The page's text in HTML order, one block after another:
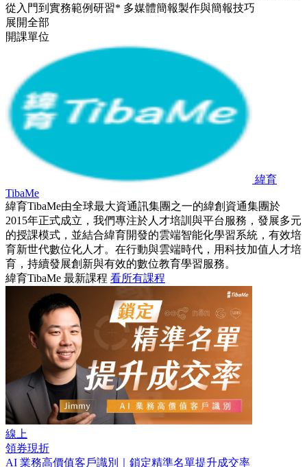
從入門到實務範例研習* 多媒體簡報製作與簡報技巧
展開全部
開課單位
緯育
TibaMe
緯育TibaMe由全球最大資通訊集團之一的緯創資通集團於
2015年正式成立，我們專注於人才培訓與平台服務，發展多元
的授課模式，並結合緯育開發的雲端智能化學習系統，有效培
育新世代數位化人才。在行動與雲端時代，用科技加值人才培
育，持續發展創新與有效的數位教育學習服務。
緯育TibaMe 最新課程 看所有課程
線上
領券現折
AI 業務高價值客戶識別｜鎖定精準名單提升成交率